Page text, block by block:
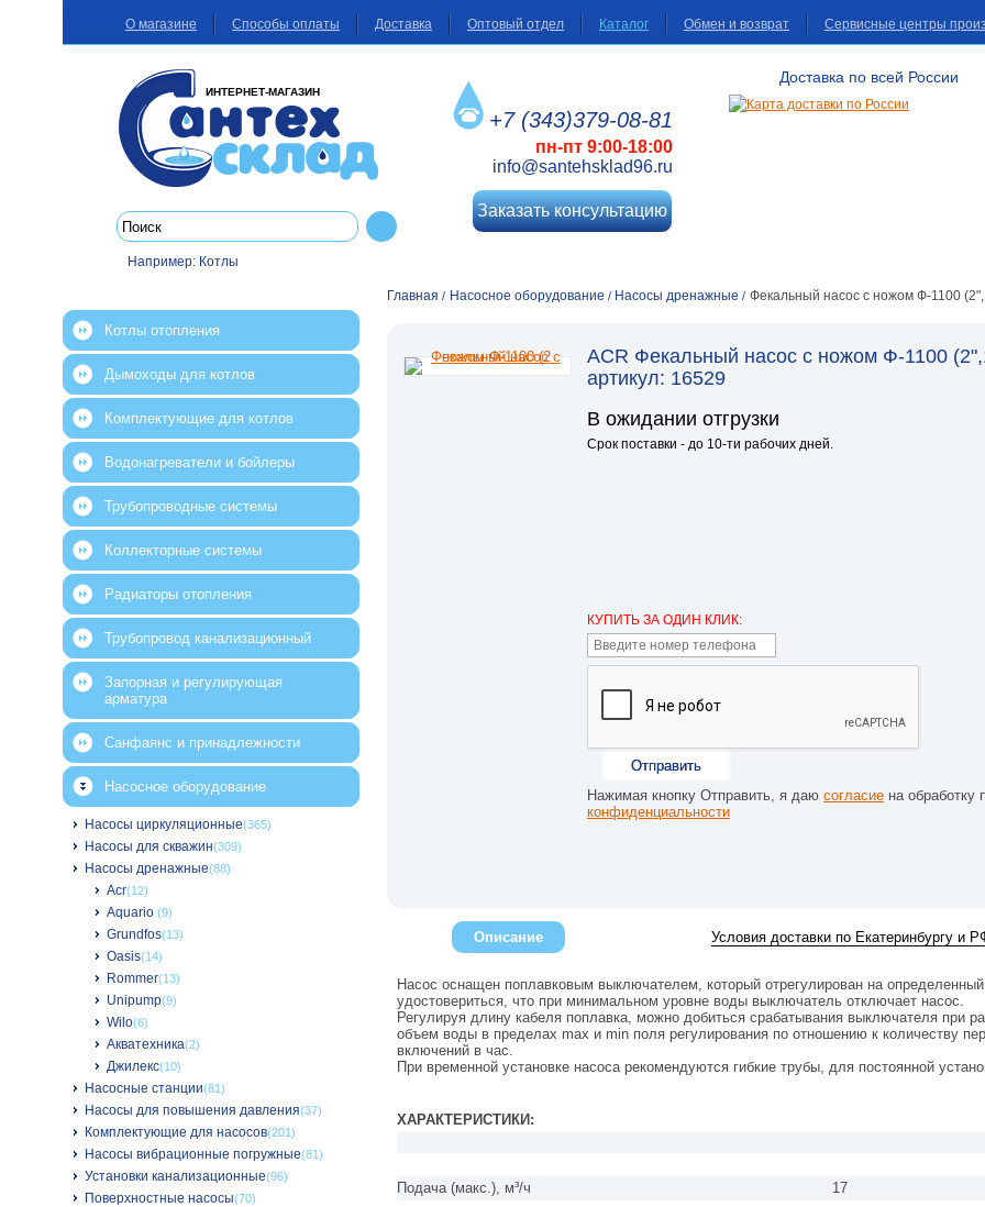
О магазине Способы оплаты Доставка Оптовый отдел Каталог Обмен и возврат Сервисные центры
ИНТЕРНЕТ-МАГАЗИН
Например: Котлы
+7 (343)379-08-81
пн-пт 9:00-18:00
info@santehsklad96.ru
Заказать консультацию
Доставка по всей России
Главная / Насосное оборудование / Насосы дренажные / Фекальный насос с ножом Ф-1100
ACR Фекальный насос с ножом Ф-1100
артикул: 16529
В ожидании отгрузки
Срок поставки - до 10-ти рабочих дней.
КУПИТЬ ЗА ОДИН КЛИК:
Отправить
Нажимая кнопку Отправить, я даю согласие на обработку
конфиденциальности
Описание Условия доставки по Екатеринбургу и
Насос оснащен поплавковым выключателем, который отрегулирован на
удостовериться, что при минимальном уровне воды выключатель отключает насос.
Регулируя длину кабеля поплавка, можно добиться срабатывания выключателя при
объем воды в пределах max и min поля регулирования по отношению к количеству
включений в час.
При временной установке насоса рекомендуются гибкие трубы, для постоянной
ХАРАКТЕРИСТИКИ:
Подача (макс.), м³/ч 17
Котлы отопления
Дымоходы для котлов
Комплектующие для котлов
Водонагреватели и бойлеры
Трубопроводные системы
Коллекторные системы
Радиаторы отопления
Трубопровод канализационный
Запорная и регулирующая
арматура
Санфаянс и принадлежности
Насосное оборудование
Насосы циркуляционные(365)
Насосы для скважин(309)
Насосы дренажные(88)
Acr(12)
Aquario (9)
Grundfos(13)
Oasis(14)
Rommer(13)
Unipump(9)
Wilo(6)
Акватехника(2)
Джилекс(10)
Насосные станции(81)
Насосы для повышения давления(37)
Комплектующие для насосов(201)
Насосы вибрационные погружные(81)
Установки канализационные(96)
Поверхностные насосы(70)